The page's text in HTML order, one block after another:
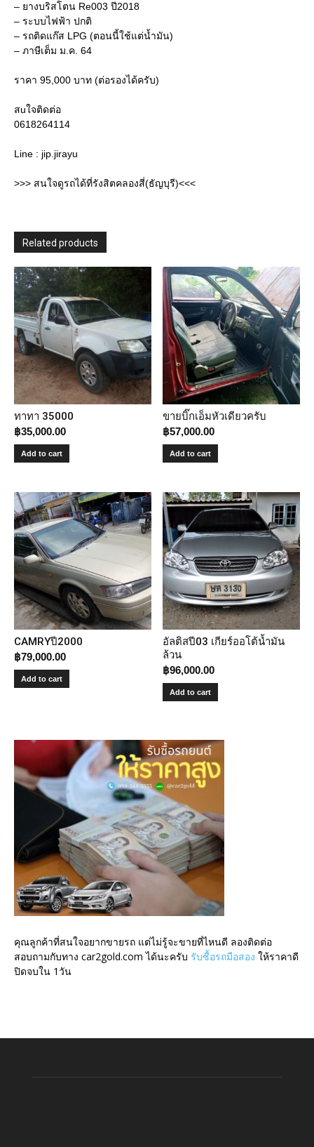
– ยางบริสโตน Re003 ปี2018
– ระบบไฟฟ้า ปกติ
– รถติดแก๊ส LPG (ตอนนี้ใช้แต่น้ำมัน)
– ภาษีเต็ม ม.ค. 64
ราคา 95,000 บาท (ต่อรองได้ครับ)
สuใจติดต่อ
0618264114
Line : jip.jirayu
>>> สนใจดูรถได้ที่รังสิตคลองสี่(ธัญบุรี)<<<
Related products
ทาทา 35000
฿35,000.00
Add to cart
ขายบิ๊กเอ็มหัวเดียวครับ
฿57,000.00
Add to cart
CAMRYปี2000
฿79,000.00
Add to cart
อัลติสปี03 เกียร์ออโต้น้ำมัน
ล้วน
฿96,000.00
Add to cart
คุณลูกค้าที่สนใจอยากขายรถ แต่ไม่รู้จะขายที่ไหนดี ลองติดต่อ
สอบถามกับทาง car2gold.com ได้นะครับ รับซื้อรถมือสอง ให้ราคาดี
ปิดจบใน 1วัน